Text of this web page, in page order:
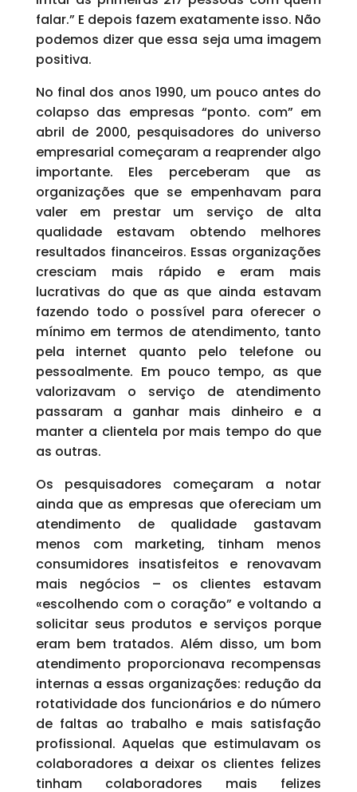
falar.” E depois fazem exatamente isso. Não
podemos dizer que essa seja uma imagem
positiva.
No final dos anos 1990, um pouco antes do
colapso das empresas “ponto. com” em
abril de 2000, pesquisadores do universo
empresarial começaram a reaprender algo
importante. Eles perceberam que as
organizações que se empenhavam para
valer em prestar um serviço de alta
qualidade estavam obtendo melhores
resultados financeiros. Essas organizações
cresciam mais rápido e eram mais
lucrativas do que as que ainda estavam
fazendo todo o possível para oferecer o
mínimo em termos de atendimento, tanto
pela internet quanto pelo telefone ou
pessoalmente. Em pouco tempo, as que
valorizavam o serviço de atendimento
passaram a ganhar mais dinheiro e a
manter a clientela por mais tempo do que
as outras.
Os pesquisadores começaram a notar
ainda que as empresas que ofereciam um
atendimento de qualidade gastavam
menos com marketing, tinham menos
consumidores insatisfeitos e renovavam
mais negócios – os clientes estavam
«escolhendo com o coração” e voltando a
solicitar seus produtos e serviços porque
eram bem tratados. Além disso, um bom
atendimento proporcionava recompensas
internas a essas organizações: redução da
rotatividade dos funcionários e do número
de faltas ao trabalho e mais satisfação
profissional. Aquelas que estimulavam os
colaboradores a deixar os clientes felizes
tinham colaboradores mais felizes